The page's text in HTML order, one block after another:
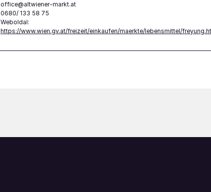
office@altwiener-markt.at
0680/ 133 58 75
Weboldal:
https://www.wien.gv.at/freizeit/einkaufen/maerkte/lebensmittel/